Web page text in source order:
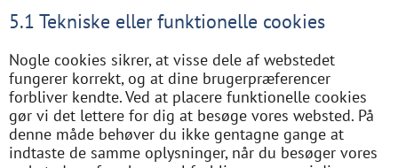
5.1 Tekniske eller funktionelle cookies
Nogle cookies sikrer, at visse dele af webstedet
fungerer korrekt, og at dine brugerpræferencer
forbliver kendte. Ved at placere funktionelle cookies
gør vi det lettere for dig at besøge vores websted. På
denne måde behøver du ikke gentagne gange at
indtaste de samme oplysninger, når du besøger vores